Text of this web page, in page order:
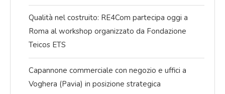
Qualità nel costruito: RE4Com partecipa oggi a
Roma al workshop organizzato da Fondazione
Teicos ETS
Capannone commerciale con negozio e uffici a
Voghera (Pavia) in posizione strategica